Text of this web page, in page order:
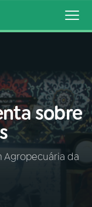
sobre
Agropecuária da